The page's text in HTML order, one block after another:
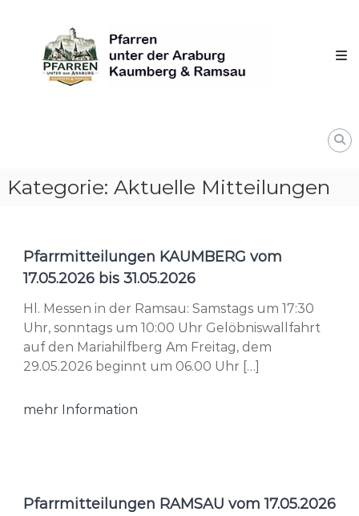
content
unter
derAraburg
Kaumberg
Kategorie: Aktuelle Mitteilungen
Pfarrmitteilungen KAUMBERG vom
17.05.2026 bis 31.05.2026
Hl. Messen in der Ramsau: Samstags um 17:30
Uhr, sonntags um 10:00 Uhr Gelöbniswallfahrt
auf den Mariahilfberg Am Freitag, dem
29.05.2026 beginnt um 06.00 Uhr […]
mehr Information
Pfarrmitteilungen RAMSAU vom 17.05.2026